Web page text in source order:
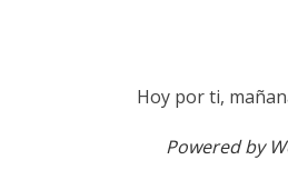
Hoy por ti,
Powered by